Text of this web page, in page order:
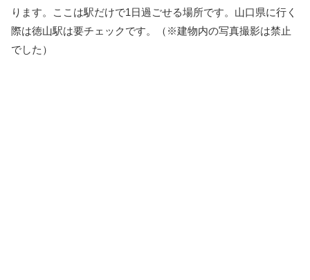
ります。ここは駅だけで1日過ごせる場所です。山口県に行く
際は徳山駅は要チェックです。（※建物内の写真撮影は禁止
でした）